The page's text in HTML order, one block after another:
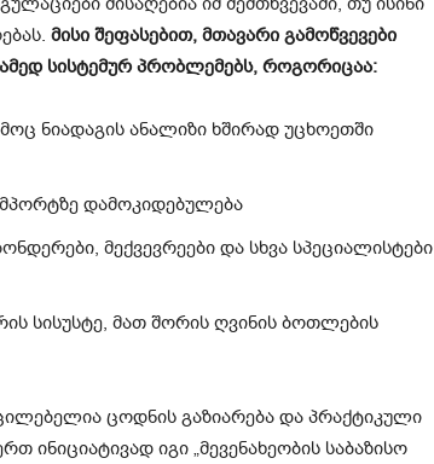
მისი შეფასებით, მთავარი გამოწვევები
სისტემურ პრობლემებს, როგორიცაა:
ნიადაგის ანალიზი ხშირად უცხოეთში
დამოკიდებულება
მექვევრეები და სხვა სპეციალისტები
სისუსტე, მათ შორის ღვინის ბოთლების
ცოდნის გაზიარება და პრაქტიკული
ინიციატივად იგი „მევენახეობის საბაზისო